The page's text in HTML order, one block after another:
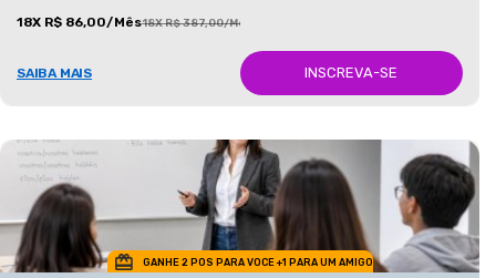
18X R$ 86,00/Mês18X R$ 387,00/Mês
SAIBA MAIS INSCREVA-SE
GANHE 2 POS PARA VOCE +1 PARA UM AMIGO